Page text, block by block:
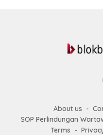
About us
SOP Perlindungan
Terms